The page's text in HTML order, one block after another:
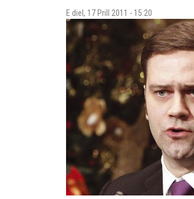
E diel, 17 Prill 2011 - 15:20